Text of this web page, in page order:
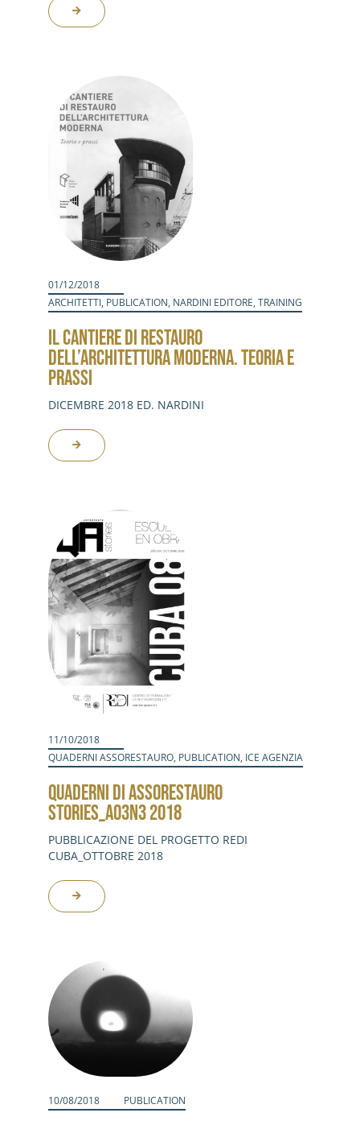
01/12/2018
ARCHITETTI, PUBLICATION, NARDINI EDITORE, TRAINING
IL CANTIERE DI RESTAURO
DELL’ARCHITETTURA MODERNA. TEORIA E
PRASSI
DICEMBRE 2018 ED. NARDINI
11/10/2018
QUADERNI ASSORESTAURO, PUBLICATION, ICE AGENZIA
QUADERNI DI ASSORESTAURO
STORIES_A03N3 2018
PUBBLICAZIONE DEL PROGETTO REDI
CUBA_OTTOBRE 2018
10/08/2018 PUBLICATION